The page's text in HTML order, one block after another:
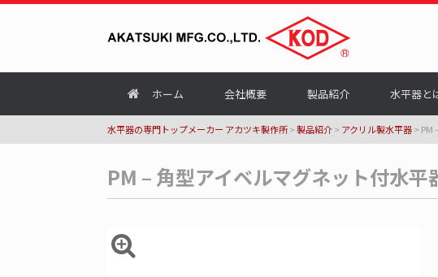
ホーム 会社概要 製品紹介 水平器と
水平器の専門トップメーカー アカツキ製作所>製品紹介> アクリル製水平器> PM
PM – 角型アイベルマグネット付水平